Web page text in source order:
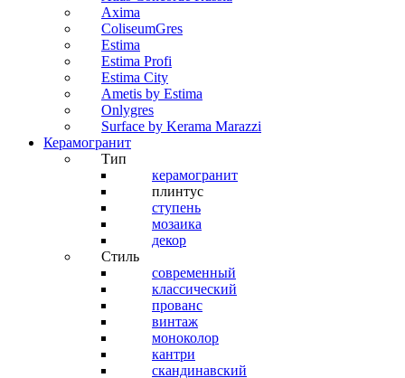
Axima
ColiseumGres
Estima
Estima Profi
Estima City
Ametis by Estima
Onlygres
Surface by Kerama Marazzi
Керамогранит
Тип
керамогранит
плинтус
ступень
мозаика
декор
Стиль
современный
классический
прованс
винтаж
моноколор
кантри
скандинавский